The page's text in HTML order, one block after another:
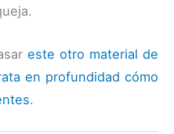
este otro material de
en profundidad cómo
.